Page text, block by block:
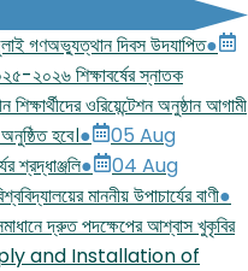
গণঅভ্যুত্থান দিবস উদযাপিত●
২০২৬ শিক্ষাবর্ষের স্নাতক
ওরিয়েন্টেশন অনুষ্ঠান আগামী
হবে।●
05 Aug
শ্রদ্ধাঞ্জলি●
04 Aug
মাননীয় উপাচার্যের বাণী●
সমাধানে দ্রুত পদক্ষেপের আশ্বাস খুকৃবির
and Installation of